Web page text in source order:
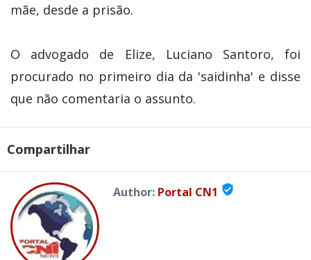
mãe, desde a prisão.
O advogado de Elize, Luciano Santoro, foi
procurado no primeiro dia da 'saidinha' e disse
que não comentaria o assunto.
Compartilhar
Author: Portal CN1 verified_user